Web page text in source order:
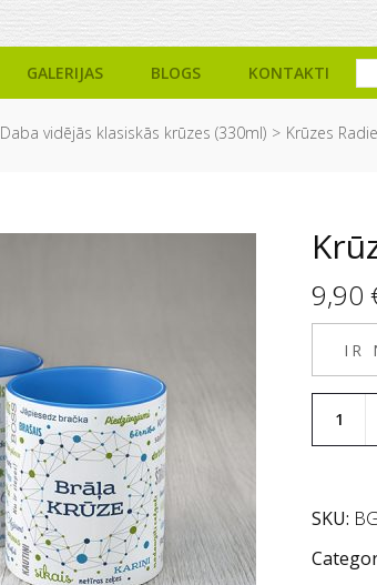
GALERIJAS BLOGS KONTAKTI
Daba vidējās klasiskās krūzes (330ml) Krūzes
9,90
IR
SKU: